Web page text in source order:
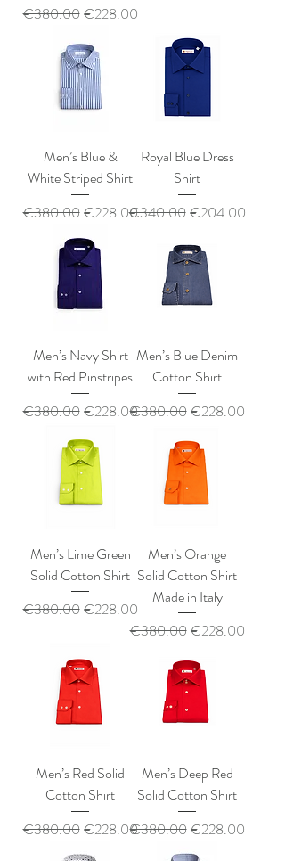
通常価格
€380.00セール価格
€228.00
Men’s Blue &
White Striped Shirt
通常価格
€380.00セール価格
€228.00
Royal Blue Dress
Shirt
通常価格
€340.00セール価格
€204.00
Men’s Navy Shirt
with Red Pinstripes
通常価格
€380.00セール価格
€228.00
Men’s Blue Denim
Cotton Shirt
通常価格
€380.00セール価格
€228.00
Men’s Lime Green
Solid Cotton Shirt
通常価格
€380.00セール価格
€228.00
Men’s Orange
Solid Cotton Shirt
Made in Italy
通常価格
€380.00セール価格
€228.00
Men’s Red Solid
Cotton Shirt
通常価格
€380.00セール価格
€228.00
Men’s Deep Red
Solid Cotton Shirt
通常価格
€380.00セール価格
€228.00